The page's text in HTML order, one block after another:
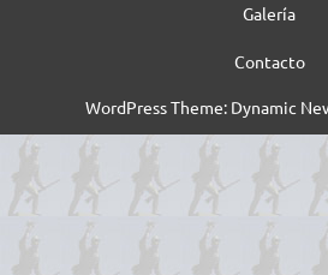
Galería
Contacto
WordPress Theme: Dynamic